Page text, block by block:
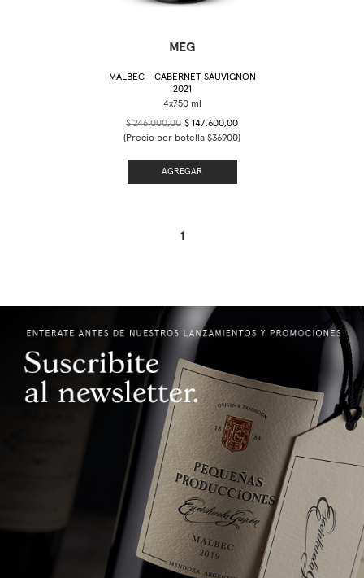
MEG
MALBEC - CABERNET SAUVIGNON
2021
$ 246.000,00 $ 147.600,00
(Precio por botella $36900)
AGREGAR
1